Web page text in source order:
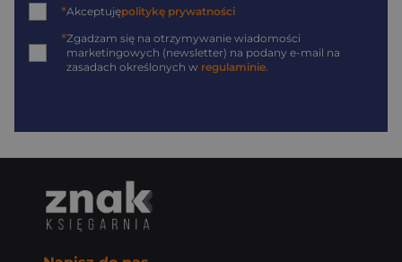
*Akceptujępolitykę prywatności
*Zgadzam się na otrzymywanie wiadomości
marketingowych (newsletter) na podany e-mail na
zasadach określonych w regulaminie.